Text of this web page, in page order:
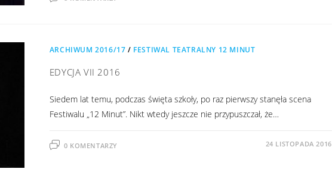
ARCHIWUM 2016/17 / FESTIWAL TEATRALNY 12 MINUT
EDYCJA VII 2016
Siedem lat temu, podczas święta szkoły, po raz pierwszy stanęła scena
Festiwalu „12 Minut”. Nikt wtedy jeszcze nie przypuszczał, że…
0 KOMENTARZY 24 LISTOPADA 2016